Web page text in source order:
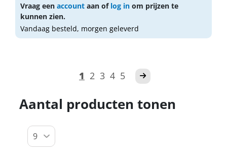
Vraag een account aan of log in om prijzen te
kunnen zien.
Vandaag besteld, morgen geleverd
1 2 3 4 5
Aantal producten tonen